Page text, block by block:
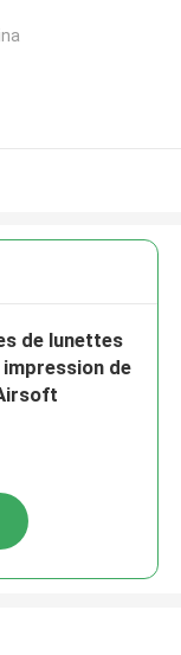
de lunettes
de